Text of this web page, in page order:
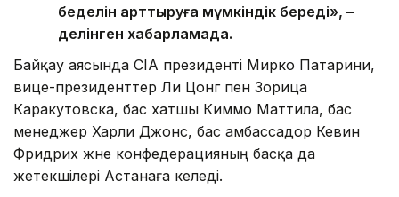
беделін арттыруға мүмкіндік береді», –
делінген хабарламада.
Байқау аясында CIA президенті Мирко Патарини,
вице-президенттер Ли Цонг пен Зорица
Каракутовска, бас хатшы Киммо Маттила, бас
менеджер Харли Джонс, бас амбассадор Кевин
Фридрих және конфедерацияның басқа да
жетекшілері Астанаға келеді.